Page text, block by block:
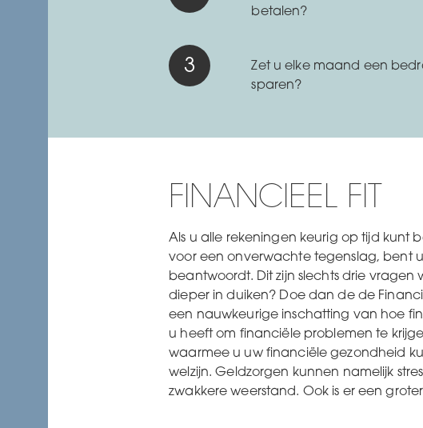
betalen?
Zet u elke maand een
sparen?
FINANCIEEL FIT
Als u alle rekeningen keurig op tijd kunt
voor een onverwachte tegenslag, bent u
beantwoordt. Dit zijn slechts drie
dieper in duiken? Doe dan de de
een nauwkeurige inschatting van hoe
u heeft om financiële problemen te
waarmee u uw financiële gezondheid
welzijn. Geldzorgen kunnen namelijk
zwakkere weerstand. Ook is er een